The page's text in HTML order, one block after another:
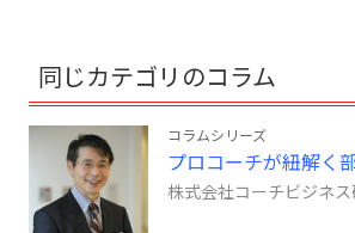
同じカテゴリのコラム
コラムシリーズ
プロコーチが紐解く
株式会社コーチビジネ